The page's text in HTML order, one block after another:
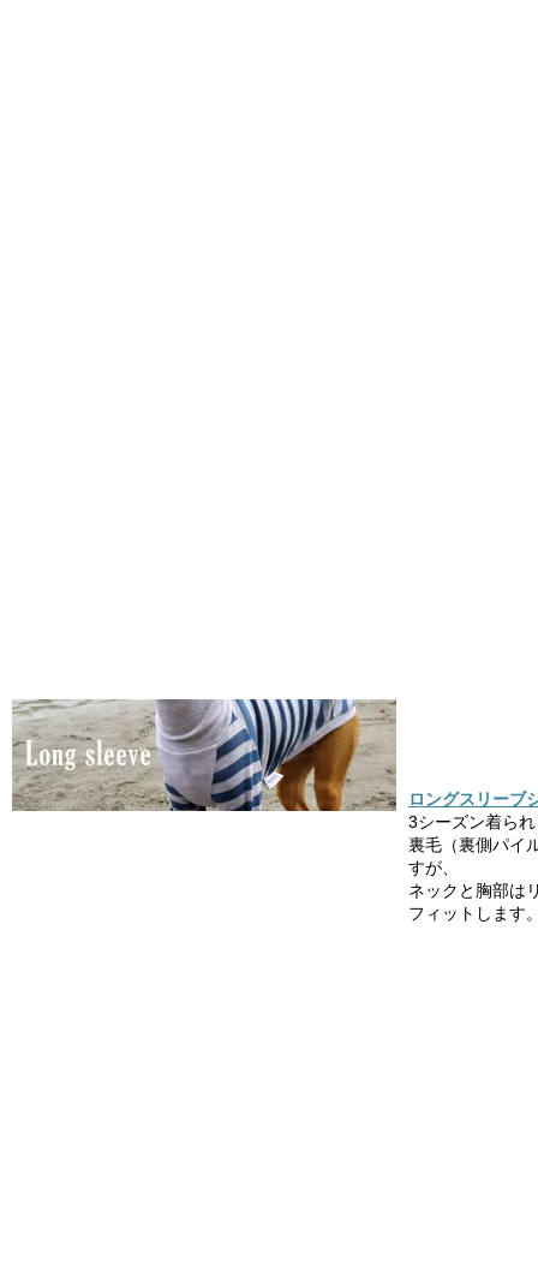
ロングスリーブ
3シーズン着ら
裏毛（裏側パイ
すが、
ネックと胸部は
フィットします